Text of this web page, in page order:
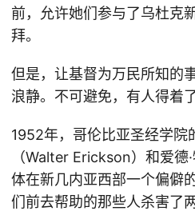
前，允许她们参与了乌杜克
拜。
但是，让基督为万民所知的
浪静。不可避免，有人得着
1952年，哥伦比亚圣经学院
（Walter Erickson）和爱
体在新几内亚西部一个偏
们前去帮助的那些人杀害了